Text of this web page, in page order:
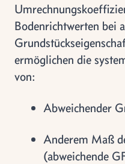
Bodenrichtwerten bei
ermöglichen die
von:
Abweichender
Anderem Maß
(abweichende